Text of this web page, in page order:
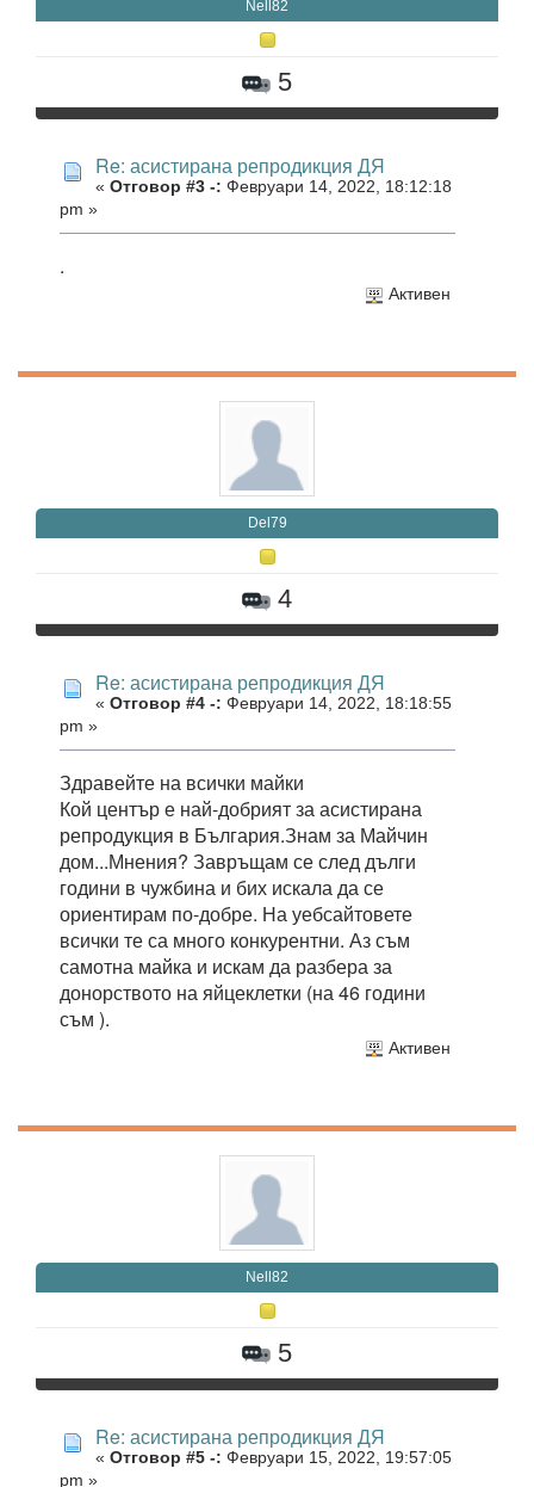
Nell82
5
Re: асистирана репродикция ДЯ
« Отговор #3 -: Февруари 14, 2022, 18:12:18
pm »
.
Активен
Del79
4
Re: асистирана репродикция ДЯ
« Отговор #4 -: Февруари 14, 2022, 18:18:55
pm »
Здравейте на всички майки
Кой център е най-добрият за асистирана
репродукция в България.Знам за Майчин
дом...Мнения? Завръщам се след дълги
години в чужбина и бих искала да се
ориентирам по-добре. На уебсайтовете
всички те са много конкурентни. Аз съм
самотна майка и искам да разбера за
донорството на яйцеклетки (на 46 години
съм ).
Активен
Nell82
5
Re: асистирана репродикция ДЯ
« Отговор #5 -: Февруари 15, 2022, 19:57:05
pm »